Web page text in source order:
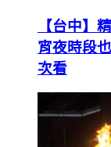
【台中】
宵夜時段
次看